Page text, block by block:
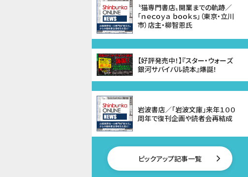
〝猫専門書店〟開業までの軌跡／
「ｎｅｃｏｙａ ｂｏｏｋｓ」（東京・立川
市）店主・柳智恩氏
【好評発売中！】『スター・ウォーズ
銀河サバイバル読本』爆誕！
岩波書店／「岩波文庫」来年１００
周年で復刊企画や読者会再結成
ピックアップ記事一覧